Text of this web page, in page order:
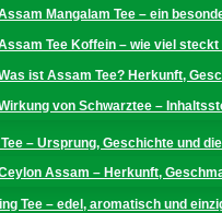
Mangalam Tee – ein
Tee Koffein – wie viel
ist Assam Tee? Herkunft,
von Schwarztee –
– Ursprung, Geschichte und
Assam – Herkunft,
Tee – edel, aromatisch und